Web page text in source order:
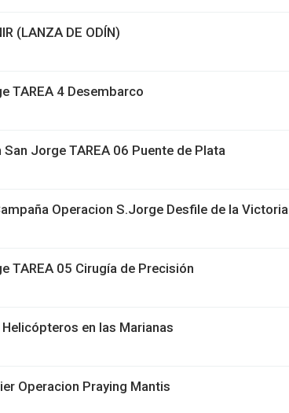
(LANZA DE ODÍN)
TAREA 4 Desembarco
San Jorge TAREA 06 Puente de Plata
Operacion S.Jorge Desfile de la Victoria
TAREA 05 Cirugía de Precisión
en las Marianas
Operacion Praying Mantis